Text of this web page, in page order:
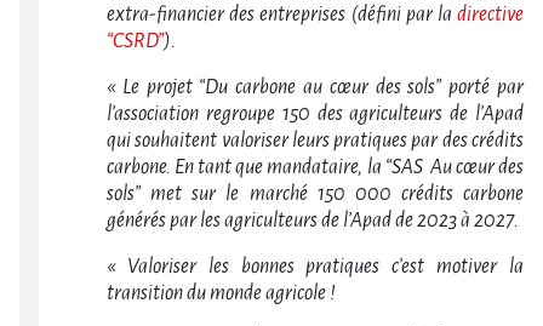
extra-financier des entreprises (défini par la directive
“CSRD”).
« Le projet “Du carbone au cœur des sols” porté par
l’association regroupe 150 des agriculteurs de l’Apad
qui souhaitent valoriser leurs pratiques par des crédits
carbone. En tant que mandataire, la “SAS Au cœur des
sols” met sur le marché 150 000 crédits carbone
générés par les agriculteurs de l’Apad de 2023 à 2027.
« Valoriser les bonnes pratiques c’est motiver la
transition du monde agricole !